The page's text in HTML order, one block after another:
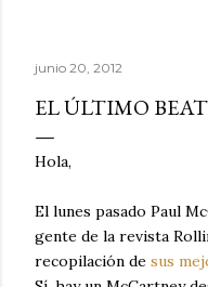
junio 20, 2012
EL ÚLTIMO
Hola,
El lunes pasado Paul
gente de la revista
recopilación de sus